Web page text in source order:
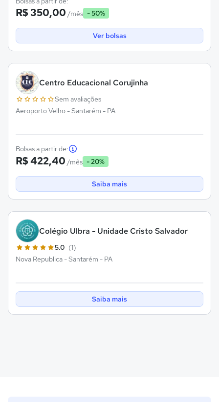
R$ 350,00 /mês - 50%
Ver bolsas
Centro Educacional Corujinha
Sem avaliações
Aeroporto Velho - Santarém - PA
Bolsas a partir de:
R$ 422,40 /mês - 20%
Saiba mais
Colégio Ulbra - Unidade Cristo Salvador
5.0 (1)
Nova Republica - Santarém - PA
Saiba mais